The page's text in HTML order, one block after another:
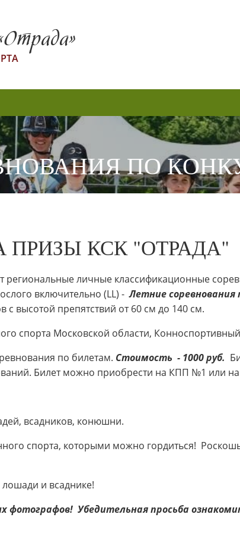
ПО
ПРИЗЫ КСК "ОТРАДА"
региональные личные классификационные
включительно (LL) -Летние
высотой препятствий от 60 см до 140 см.
спорта Московской области,
по билетам. Стоимость - 1000 руб.
Билет можно приобрести на КПП №1 или
всадников, конюшни.
спорта, которыми можно гордиться!
лошади и всаднике!
Убедительная просьба